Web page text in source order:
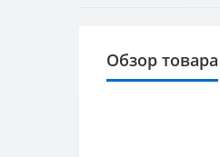
Обзор товара